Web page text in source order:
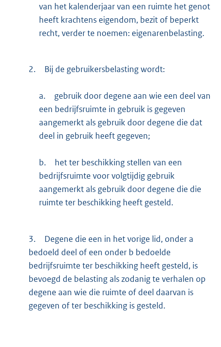
van het kalenderjaar van een ruimte het genot
heeft krachtens eigendom, bezit of beperkt
recht, verder te noemen: eigenarenbelasting.
2. Bij de gebruikersbelasting wordt:
a.
gebruik door degene aan wie een deel van
een bedrijfsruimte in gebruik is gegeven
aangemerkt als gebruik door degene die dat
deel in gebruik heeft gegeven;
b.
het ter beschikking stellen van een
bedrijfsruimte voor volgtijdig gebruik
aangemerkt als gebruik door degene die die
ruimte ter beschikking heeft gesteld.
3.
Degene die een in het vorige lid, onder a
bedoeld deel of een onder b bedoelde
bedrijfsruimte ter beschikking heeft gesteld, is
bevoegd de belasting als zodanig te verhalen op
degene aan wie die ruimte of deel daarvan is
gegeven of ter beschikking is gesteld.